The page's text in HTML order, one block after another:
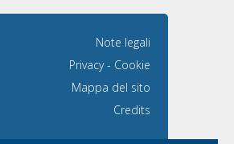
Note legali
Privacy- Cookie
Mappa del sito
Credits